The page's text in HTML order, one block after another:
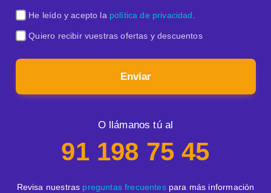
He leído y acepto la política de privacidad.
Quiero recibir vuestras ofertas y descuentos
Enviar
O llámanos tú al
91 198 75 45
Revisa nuestras preguntas frecuentespara más información